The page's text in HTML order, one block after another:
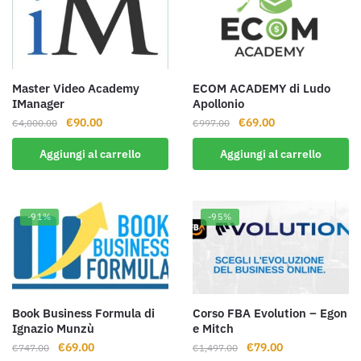
Master Video Academy
IManager
€4,000.00
Il
prezzo
originale
era:
€90.00Il
prezzo
attuale
è:
Aggiungi al carrello
ECOM ACADEMY di Ludo
Apollonio
€997.00
Il
prezzo
originale
era:
€69.00Il
prezzo
attuale
è:
Aggiungi al carrello
-91%
Book Business Formula di
Ignazio Munzù
€747.00
Il
€69.00Il
-95%
Corso FBA Evolution – Egon
e Mitch
€1,497.00
Il
€79.00Il